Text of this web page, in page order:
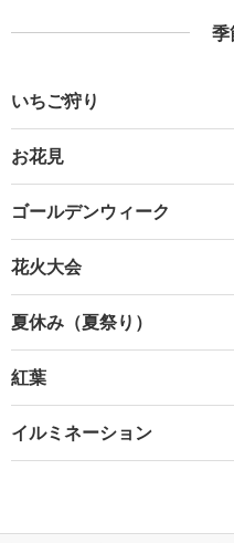
季
いちご狩り
お花見
ゴールデンウィーク
花火大会
夏休み（夏祭り）
紅葉
イルミネーション